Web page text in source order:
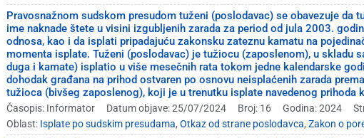
Pravosnažnom sudskom presudom tuženi (poslodavac) se obavezuje
ime naknade štete u visini izgubljenih zarada za period od jula 2003.
odnosa, kao i da isplati pripadajuću zakonsku zateznu kamatu na
momenta isplate. Tuženi (poslodavac) je tužiocu (zaposlenom), u skladu
duga i kamate) isplatio u više mesečnih rata tokom jedne kalendarske
dohodak građana na prihod ostvaren po osnovu neisplaćenih zarada
tužioca (bivšeg zaposlenog), koji je u trenutku isplate navedenog prihoda
Časopis: Informator Datum objave: 25/07/2024 Broj: 16 Godina: 2024
Oblast: Isplate po sudskim presudama,Otkaz od strane poslodavca,Zakon o